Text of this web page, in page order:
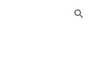
Skip to navigation